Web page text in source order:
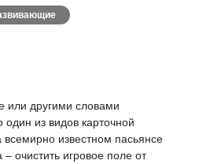
или другими словами
один из видов карточной
известном пасьянсе
очистить игровое поле от